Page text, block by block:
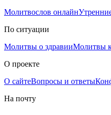
Молитвослов онлайн
По ситуации
Молитвы о здравииМолитвы
О проекте
О сайтеВопросы и ответы
На почту